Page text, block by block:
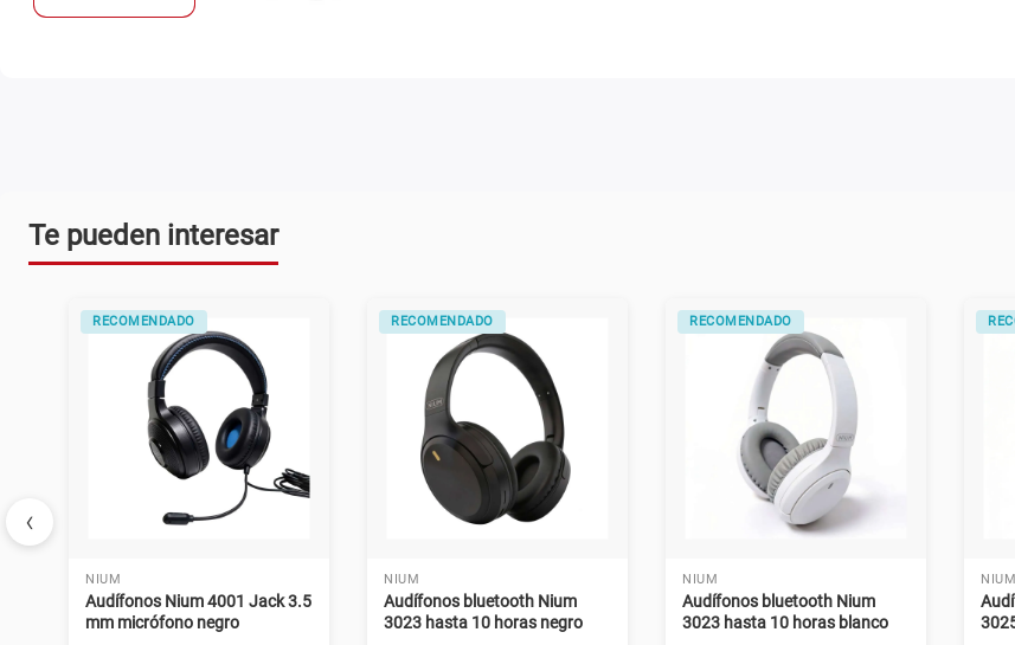
Te pueden interesar
‹
RECOMENDADO
NIUM
Audífonos Nium 4001 Jack 3.5
mm micrófono negro
RECOMENDADO
NIUM
Audífonos bluetooth Nium
3023 hasta 10 horas negro
RECOMENDADO
NIUM
Audífonos bluetooth Nium
3023 hasta 10 horas blanco
NIUM